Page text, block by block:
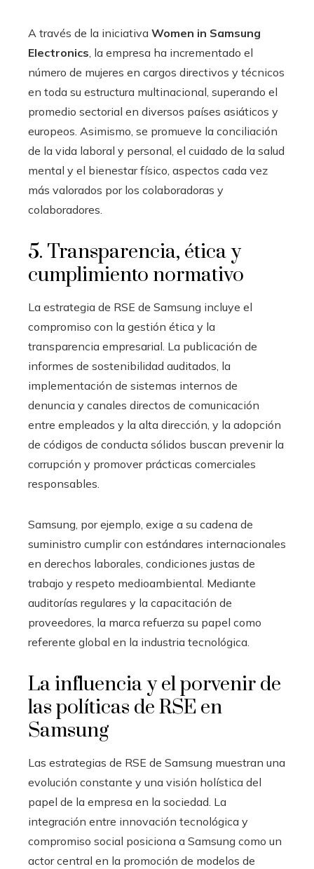
A través de la iniciativa Women in Samsung
Electronics , la empresa ha incrementado el
número de mujeres en cargos directivos y técnicos
en toda su estructura multinacional, superando el
promedio sectorial en diversos países asiáticos y
europeos. Asimismo, se promueve la conciliación
de la vida laboral y personal, el cuidado de la salud
mental y el bienestar físico, aspectos cada vez
más valorados por los colaboradoras y
colaboradores.
5. Transparencia, ética y
cumplimiento normativo
La estrategia de RSE de Samsung incluye el
compromiso con la gestión ética y la
transparencia empresarial. La publicación de
informes de sostenibilidad auditados, la
implementación de sistemas internos de
denuncia y canales directos de comunicación
entre empleados y la alta dirección, y la adopción
de códigos de conducta sólidos buscan prevenir la
corrupción y promover prácticas comerciales
responsables.
Samsung, por ejemplo, exige a su cadena de
suministro cumplir con estándares internacionales
en derechos laborales, condiciones justas de
trabajo y respeto medioambiental. Mediante
auditorías regulares y la capacitación de
proveedores, la marca refuerza su papel como
referente global en la industria tecnológica.
La influencia y el porvenir de
las políticas de RSE en
Samsung
Las estrategias de RSE de Samsung muestran una
evolución constante y una visión holística del
papel de la empresa en la sociedad. La
integración entre innovación tecnológica y
compromiso social posiciona a Samsung como un
actor central en la promoción de modelos de